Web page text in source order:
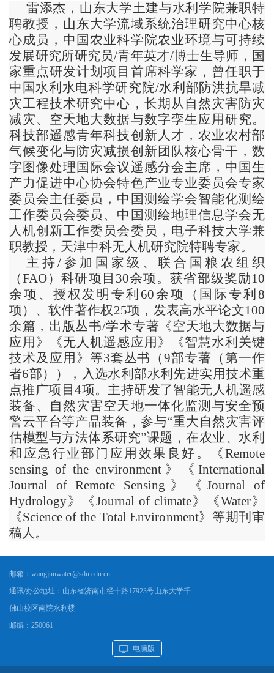
雷添杰，山东大学土建与水利学院兼职特
聘教授，山东大学流域系统治理研究中心核
心成员，中国农业科学院农业环境与可持续
发展研究所研究员/青年英才/博士生导师，国
家重点研发计划项目首席科学家，曾任职于
中国水利水电科学研究院/水利部防洪抗旱减
灾工程技术研究中心，长期从自然灾害防灾
减灾、空天地大数据与数字孪生应用研究。
科技部遥感青年科技创新人才，农业农村部
气候变化与防灾减损创新团队核心骨干，数
字图像处理国际会议遥感分会主席，中国生
产力促进中心协会特色产业专业委员会专家
委员会主任委员，中国测绘学会智能化测绘
工作委员会委员、中国测绘地理信息学会无
人机创新工作委员会委员，电子科技大学兼
职教授，天津中科无人机研究院特聘专家。
主持/参加国家级、联合国粮农组织
（FAO）科研项目30余项。获省部级奖励10
余项、授权发明专利60余项（国际专利8
项）、软件著作权25项，发表高水平论文100
余篇，出版丛书/学术专著《空天地大数据与
应用》《无人机遥感应用》《智慧水利关键
技术及应用》等3套丛书（9部专著（第一作
者6部）），入选水利部水利先进实用技术重
点推广项目4项。主持研发了智能无人机遥感
装备、自然灾害空天地一体化监测与安全预
警云平台等产品装备，参与“重大自然灾害评
估模型与方法体系研究”课题，在农业、水利
和应急行业部门应用效果良好。《Remote
sensing of the environment》《International
Journal of Remote Sensing》《Journal of
Hydrology》《Journal of climate》《Water》
《Science of the Total Environment》等期刊审
稿人。
邮箱： wangjunwater@sdu.edu.cn
通讯/办公地址： 山东省济南市经十路17923号山东大学千
佛山校区南院水利楼
邮编： 250061
电脑版